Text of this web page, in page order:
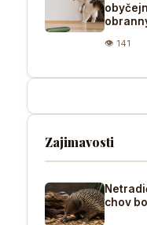
👁 141
Zajimavosti
chov